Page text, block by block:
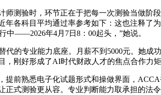
测验时，环节正在于把每一次测验当做阶
年各科目平均通过率参考如下：这也注释
中——2026年4月7日8：00起头，”她说。
专业能力底座。月薪不到5000元。她成功
，刚好形成了AI时代财政人才的焦点合作力
前熟悉电子化试题形式和操做界面，ACCA
正式测验更从容。专业判断能力取承担的法